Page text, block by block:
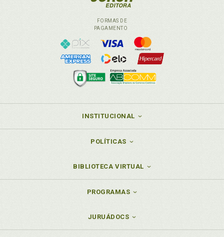
FORMAS DE
PAGAMENTO
INSTITUCIONAL
POLÍTICAS
BIBLIOTECA VIRTUAL
PROGRAMAS
JURUÁDOCS